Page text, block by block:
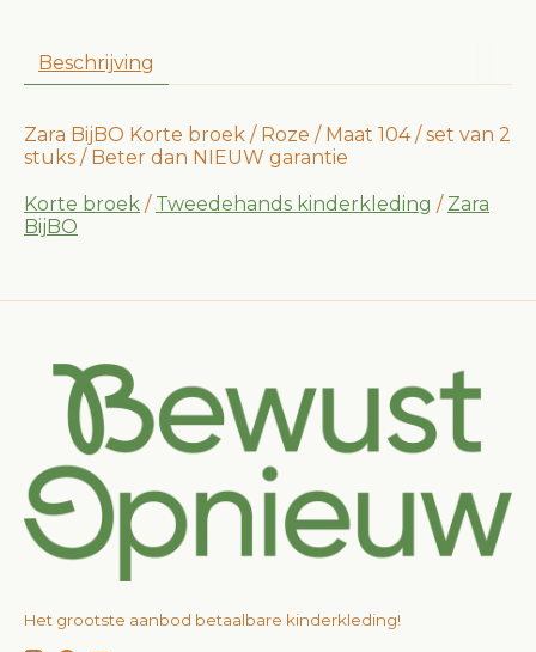
Beschrijving
Zara BijBO Korte broek / Roze / Maat 104 / set van 2
stuks / Beter dan NIEUW garantie
Korte broek / Tweedehands kinderkleding / Zara
BijBO
Het grootste aanbod betaalbare kinderkleding!